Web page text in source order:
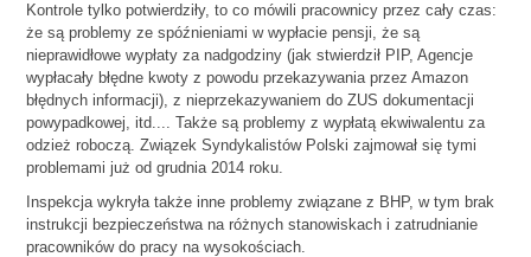
Kontrole tylko potwierdziły, to co mówili pracownicy przez cały czas:
że są problemy ze spóźnieniami w wypłacie pensji, że są
nieprawidłowe wypłaty za nadgodziny (jak stwierdził PIP, Agencje
wypłacały błędne kwoty z powodu przekazywania przez Amazon
błędnych informacji), z nieprzekazywaniem do ZUS dokumentacji
powypadkowej, itd.... Także są problemy z wypłatą ekwiwalentu za
odzież roboczą. Związek Syndykalistów Polski zajmował się tymi
problemami już od grudnia 2014 roku.
Inspekcja wykryła także inne problemy związane z BHP, w tym brak
instrukcji bezpieczeństwa na różnych stanowiskach i zatrudnianie
pracowników do pracy na wysokościach.